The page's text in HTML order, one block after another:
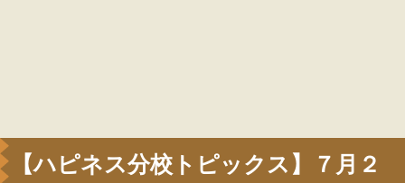
【ハピネス分校トピックス】７月２